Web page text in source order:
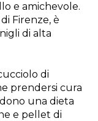
e amichevole.
Firenze, è
di alta
di
prendersi cura
una dieta
e pellet di